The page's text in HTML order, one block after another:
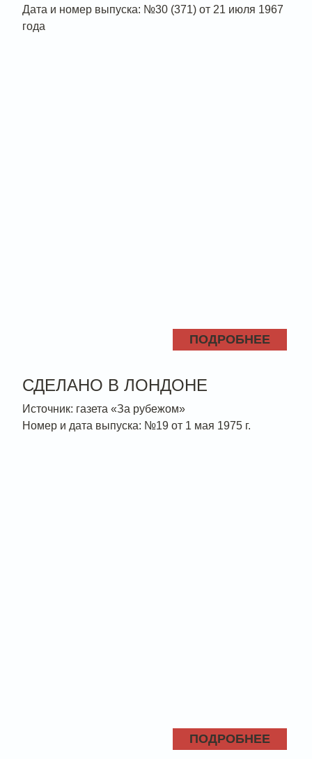
Дата и номер выпуска: №30 (371) от 21 июля 1967
года
ПОДРОБНЕЕ
СДЕЛАНО В ЛОНДОНЕ
Источник: газета «За рубежом»
Номер и дата выпуска: №19 от 1 мая 1975 г.
ПОДРОБНЕЕ